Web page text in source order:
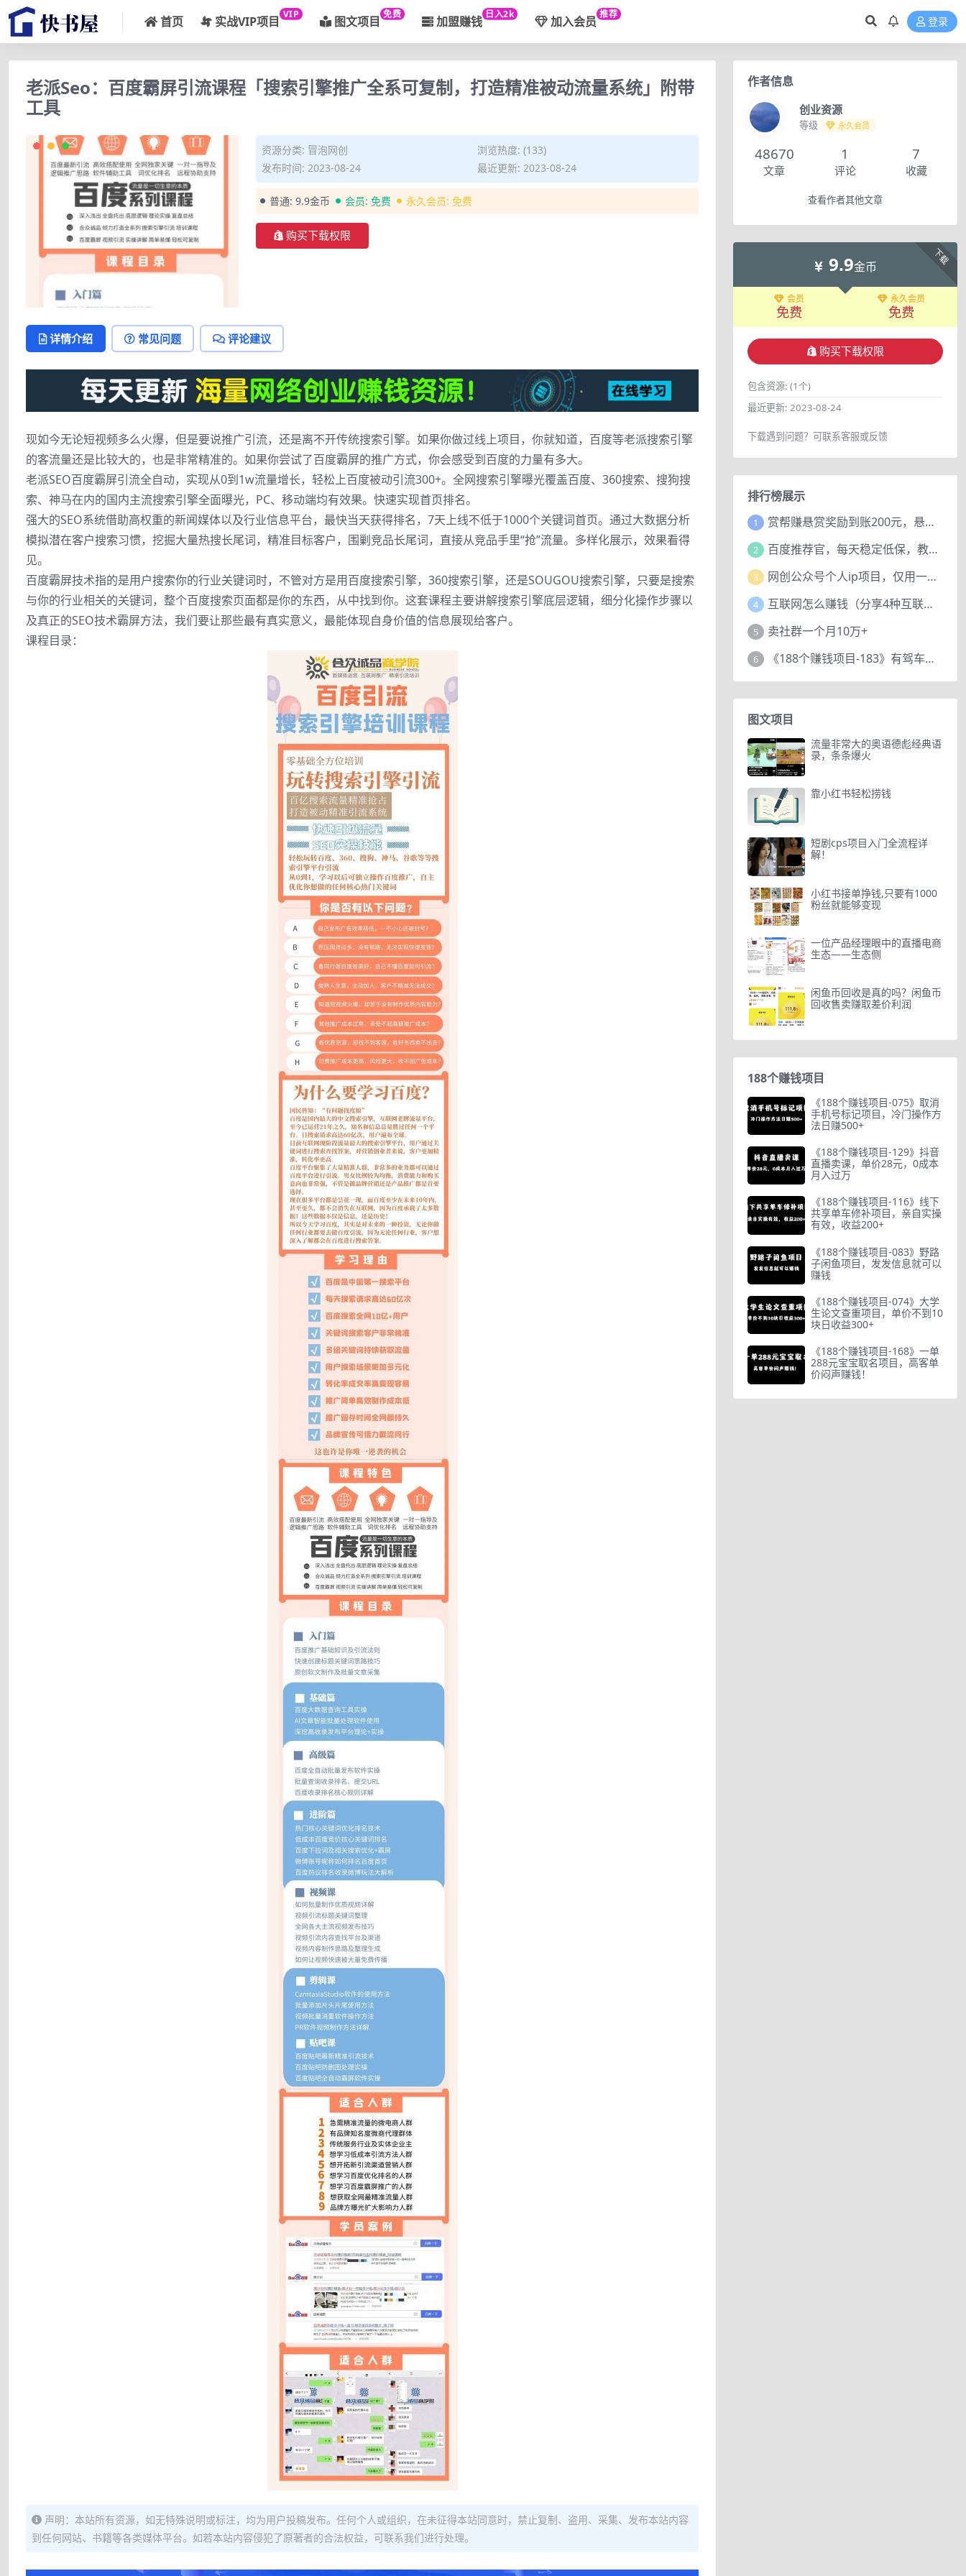
首页 实战VIP项目 VIP 图文项目 免费 加盟赚钱 日入2k 加入会员 推荐
登录
老派Seo：百度霸屏引流课程「搜索引擎推广全系可复制，打造精准被动流量系统」附带
工具
资源分类: 冒泡网创
浏览热度: (133)
发布时间: 2023-08-24
最近更新: 2023-08-24
普通: 9.9金币 会员: 免费 永久会员: 免费
购买下载权限
详情介绍 常见问题 评论建议
现如今无论短视频多么火爆，但是要说推广引流，还是离不开传统搜索引擎。如果你做过线上项目，你就知道，百度等老派搜索引擎
的客流量还是比较大的，也是非常精准的。如果你尝试了百度霸屏的推广方式，你会感受到百度的力量有多大。
老派SEO百度霸屏引流全自动，实现从0到1w流量增长，轻松上百度被动引流300+。全网搜索引擎曝光覆盖百度、360搜索、搜狗搜
索、神马在内的国内主流搜索引擎全面曝光，PC、移动端均有效果。快速实现首页排名。
强大的SEO系统借助高权重的新闻媒体以及行业信息平台，最快当天获得排名，7天上线不低于1000个关键词首页。通过大数据分析
模拟潜在客户搜索习惯，挖掘大量热搜长尾词，精准目标客户，围剿竞品长尾词，直接从竞品手里“抢”流量。多样化展示，效果看得
见。
百度霸屏技术指的是用户搜索你的行业关键词时，不管对方是用百度搜索引擎，360搜索引擎，还是SOUGOU搜索引擎，只要是搜索
与你的行业相关的关键词，整个百度搜索页面都是你的东西，从中找到你。这套课程主要讲解搜索引擎底层逻辑，细分化操作步骤以
及真正的SEO技术霸屏方法，我们要让那些最有真实意义，最能体现自身价值的信息展现给客户。
课程目录：
声明：本站所有资源，如无特殊说明或标注，均为用户投稿发布。任何个人或组织，在未征得本站同意时，禁止复制、盗用、采集、发布本站内容
到任何网站、书籍等各类媒体平台。如若本站内容侵犯了原著者的合法权益，可联系我们进行处理。
作者信息
创业资源
等级 永久会员
48670
文章
1
评论
7
收藏
查看作者其他文章
下载
9.9金币
会员
免费
永久会员
免费
购买下载权限
包含资源: (1个)
最近更新: 2023-08-24
下载遇到问题？可联系客服或反馈
排行榜展示
1 赏帮赚悬赏奖励到账200元，悬赏任务多劳多得，人人可做。
2 百度推荐官，每天稳定低保，教程赠上
3 网创公众号个人ip项目，仅用一篇文章做到全网引流！
4 互联网怎么赚钱（分享4种互联网赚钱模式）
5 卖社群一个月10万+
6 《188个赚钱项目-183》有驾车评项目，动动小手，复制粘贴赚44元！
图文项目
流量非常大的奥语德彪经典语
录，条条爆火
靠小红书轻松捞钱
短剧cps项目入门全流程详
解！
小红书接单挣钱,只要有1000
粉丝就能够变现
一位产品经理眼中的直播电商
生态——生态侧
闲鱼币回收是真的吗？闲鱼币
回收售卖赚取差价利润
188个赚钱项目
《188个赚钱项目-075》取消
手机号标记项目，冷门操作方
法日赚500+
《188个赚钱项目-129》抖音
直播卖课，单价28元，0成本
月入过万
《188个赚钱项目-116》线下
共享单车修补项目，亲自实操
有效，收益200+
《188个赚钱项目-083》野路
子闲鱼项目，发发信息就可以
赚钱
《188个赚钱项目-074》大学
生论文查重项目，单价不到10
块日收益300+
《188个赚钱项目-168》一单
288元宝宝取名项目，高客单
价闷声赚钱！